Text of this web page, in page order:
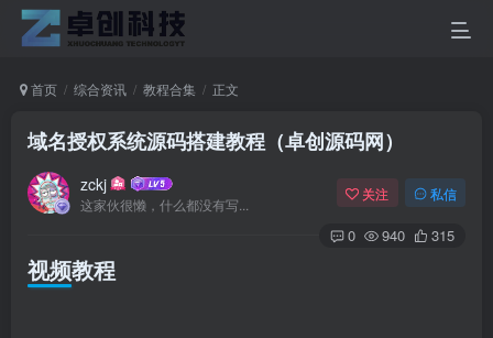
首页 综合资讯 教程合集 正文
域名授权系统源码搭建教程（卓创源码网）
zckj
这家伙很懒，什么都没有写...
关注 私信
0 940 315
视频教程